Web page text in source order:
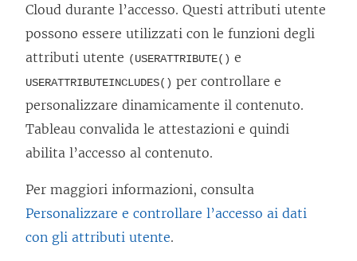
Cloud durante l’accesso. Questi attributi utente
possono essere utilizzati con le funzioni degli
attributi utente (USERATTRIBUTE() e
USERATTRIBUTEINCLUDES() per controllare e
personalizzare dinamicamente il contenuto.
Tableau convalida le attestazioni e quindi
abilita l’accesso al contenuto.
Per maggiori informazioni, consulta
Personalizzare e controllare l’accesso ai dati
con gli attributi utente.